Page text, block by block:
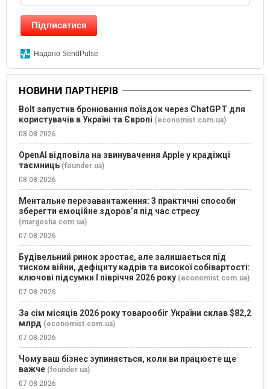
Підписатися
Надано SendPulse
НОВИНИ ПАРТНЕРІВ
Bolt запустив бронювання поїздок через ChatGPT для
користувачів в Україні та Європі (economist.com.ua)
08.08.2026
OpenAI відповіла на звинувачення Apple у крадіжці
таємниць (founder.ua)
08.08.2026
Ментальне перезавантаження: 3 практичні способи
зберегти емоційне здоров’я під час стресу
(margosha.com.ua)
07.08.2026
Будівельний ринок зростає, але залишається під
тиском війни, дефіциту кадрів та високої собівартості:
ключові підсумки І півріччя 2026 року (economist.com.ua)
07.08.2026
За сім місяців 2026 року товарообіг України склав $82,2
млрд (economist.com.ua)
07.08.2026
Чому ваш бізнес зупиняється, коли ви працюєте ще
важче (founder.ua)
07.08.2026